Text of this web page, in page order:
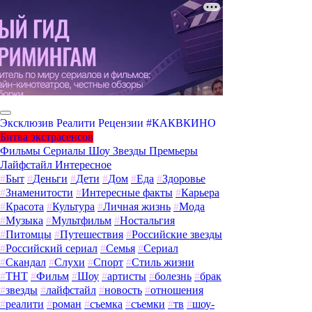
Эксклюзив Реалити Рецензии #КАКВКИНО
Битва экстрасенсов
Фильмы Сериалы Шоу Звезды Премьеры
Лайфстайл Интересное
#Быт #Деньги #Дети #Дом #Еда #Здоровье
#Знаменитости #Интересные факты #Карьера
#Красота #Культура #Личная жизнь #Мода
#Музыка #Мультфильм #Ностальгия
#Питомцы #Путешествия #Российские звезды
#Российский сериал #Семья #Сериал
#Скандал #Слухи #Спорт #Стиль жизни
#ТНТ #Фильм #Шоу #артисты #болезнь #брак
#звезды #лайфстайл #новость #отношения
#реалити #роман #съемка #съемки #тв #шоу-